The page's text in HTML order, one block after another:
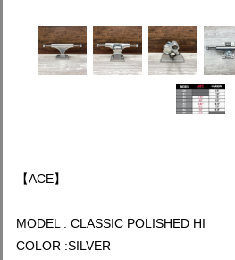
【ACE】
MODEL : CLASSIC POLISHED HI
COLOR :SILVER